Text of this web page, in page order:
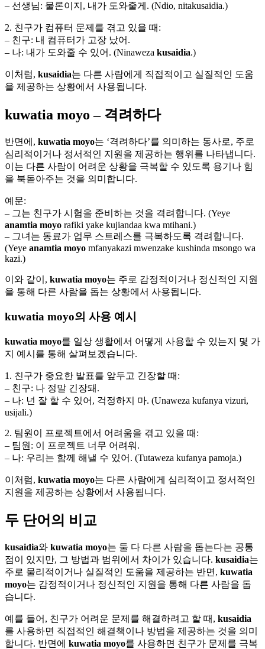
– 선생님: 물론이지, 내가 도와줄게. (Ndio, nitakusaidia.)
2. 친구가 컴퓨터 문제를 겪고 있을 때:
– 친구: 내 컴퓨터가 고장 났어.
– 나: 내가 도와줄 수 있어. (Ninaweza kusaidia.)
이처럼, kusaidia는 다른 사람에게 직접적이고 실질적인 도움
을 제공하는 상황에서 사용됩니다.
kuwatia moyo – 격려하다
반면에, kuwatia moyo는 ‘격려하다’를 의미하는 동사로, 주로
심리적이거나 정서적인 지원을 제공하는 행위를 나타냅니다.
이는 다른 사람이 어려운 상황을 극복할 수 있도록 용기나 힘
을 북돋아주는 것을 의미합니다.
예문:
– 그는 친구가 시험을 준비하는 것을 격려합니다. (Yeye
anamtia moyo rafiki yake kujiandaa kwa mtihani.)
– 그녀는 동료가 업무 스트레스를 극복하도록 격려합니다.
(Yeye anamtia moyo mfanyakazi mwenzake kushinda msongo wa
kazi.)
이와 같이, kuwatia moyo는 주로 감정적이거나 정신적인 지원
을 통해 다른 사람을 돕는 상황에서 사용됩니다.
kuwatia moyo의 사용 예시
kuwatia moyo를 일상 생활에서 어떻게 사용할 수 있는지 몇 가
지 예시를 통해 살펴보겠습니다.
1. 친구가 중요한 발표를 앞두고 긴장할 때:
– 친구: 나 정말 긴장돼.
– 나: 넌 잘 할 수 있어, 걱정하지 마. (Unaweza kufanya vizuri,
usijali.)
2. 팀원이 프로젝트에서 어려움을 겪고 있을 때:
– 팀원: 이 프로젝트 너무 어려워.
– 나: 우리는 함께 해낼 수 있어. (Tutaweza kufanya pamoja.)
이처럼, kuwatia moyo는 다른 사람에게 심리적이고 정서적인
지원을 제공하는 상황에서 사용됩니다.
두 단어의 비교
kusaidia와 kuwatia moyo는 둘 다 다른 사람을 돕는다는 공통
점이 있지만, 그 방법과 범위에서 차이가 있습니다. kusaidia는
주로 물리적이거나 실질적인 도움을 제공하는 반면, kuwatia
moyo는 감정적이거나 정신적인 지원을 통해 다른 사람을 돕
습니다.
예를 들어, 친구가 어려운 문제를 해결하려고 할 때, kusaidia
를 사용하면 직접적인 해결책이나 방법을 제공하는 것을 의미
합니다. 반면에 kuwatia moyo를 사용하면 친구가 문제를 극복